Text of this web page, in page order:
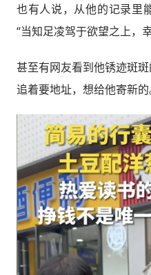
也有人说，从他的记录里
“当知足凌驾于欲望之上，
甚至有网友看到他锈迹斑
追着要地址，想给他寄新的